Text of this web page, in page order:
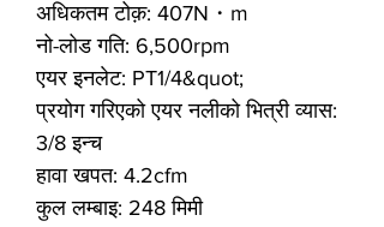
अधिकतम टोक़: 407N・m
नो-लोड गति: 6,500rpm
एयर इनलेट: PT1/4&quot;
प्रयोग गरिएको एयर नलीको भित्री व्यास:
3/8 इन्च
हावा खपत: 4.2cfm
कुल लम्बाइ: 248 मिमी